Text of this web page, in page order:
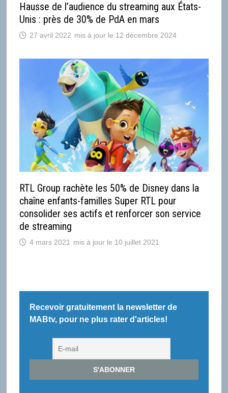
Hausse de l’audience du streaming aux États-
Unis : près de 30% de PdA en mars
27 avril 2022 12 décembre 2024
RTL Group rachète les 50% de Disney dans la
chaîne enfants-familles Super RTL pour
consolider ses actifs et renforcer son service
de streaming
4 mars 2021 10 juillet 2021
Recevoir gratuitement la newsletter de
MABtv, pour ne plus rater d'articles!